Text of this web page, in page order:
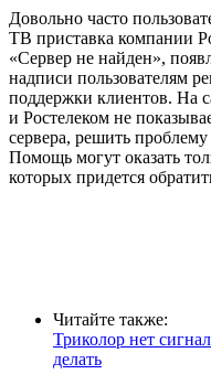
Довольно часто
ТВ приставка компании
«Сервер не найден»,
надписи пользователям
поддержки клиентов. На
и Ростелеком не
сервера, решить
Помощь могут оказать
которых придется
Читайте также:
Триколор нет
делать